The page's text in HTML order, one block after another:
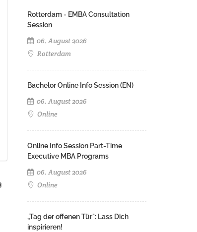
Rotterdam - EMBA Consultation
Session
06. August 2026
Rotterdam
Bachelor Online Info Session (EN)
06. August 2026
Online
Online Info Session Part-Time
Executive MBA Programs
06. August 2026
Online
„Tag der offenen Tür": Lass Dich
inspirieren!